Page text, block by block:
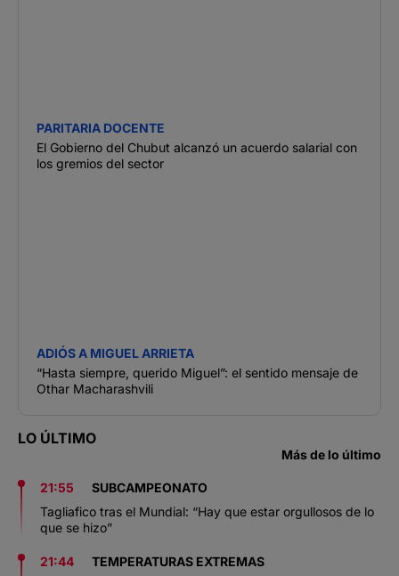
PARITARIA DOCENTE
El Gobierno del Chubut alcanzó un acuerdo salarial con
los gremios del sector
ADIÓS A MIGUEL ARRIETA
“Hasta siempre, querido Miguel”: el sentido mensaje de
Othar Macharashvili
LO ÚLTIMO
Más de lo último
21:55
SUBCAMPEONATO
Tagliafico tras el Mundial: “Hay que estar orgullosos de lo
que se hizo”
21:44
TEMPERATURAS EXTREMAS